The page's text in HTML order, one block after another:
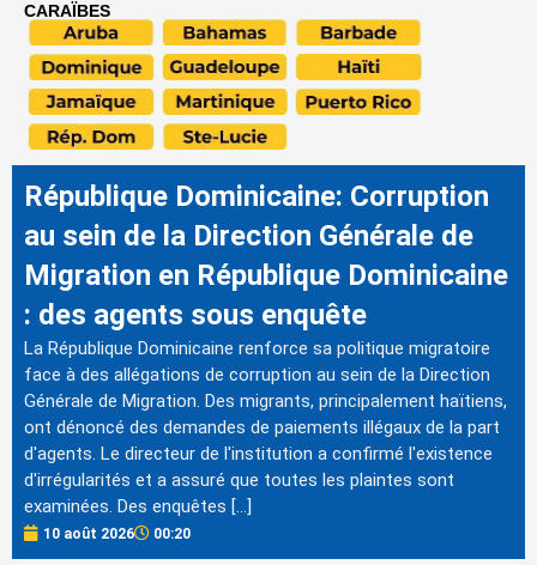
CARAÏBES
République Dominicaine: Corruption
au sein de la Direction Générale de
Migration en République Dominicaine
: des agents sous enquête
La République Dominicaine renforce sa politique migratoire
face à des allégations de corruption au sein de la Direction
Générale de Migration. Des migrants, principalement haïtiens,
ont dénoncé des demandes de paiements illégaux de la part
d'agents. Le directeur de l'institution a confirmé l'existence
d'irrégularités et a assuré que toutes les plaintes sont
examinées. Des enquêtes […]
10 août 2026 00:20